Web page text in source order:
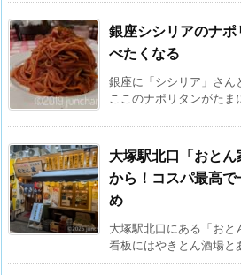
銀座シシリアのナ
べたくなる
銀座に「シシリア」さん
ここのナポリタンがたま
大塚駅北口「おと
から！コスパ最高
め
大塚駅北口にある「おと
看板にはやきとん酒場と